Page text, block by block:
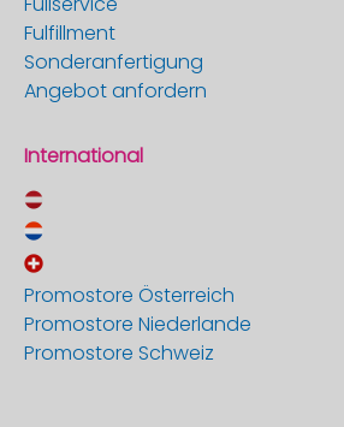
Fulfillment
Sonderanfertigung
Angebot anfordern
International
Promostore Österreich
Promostore Niederlande
Promostore Schweiz